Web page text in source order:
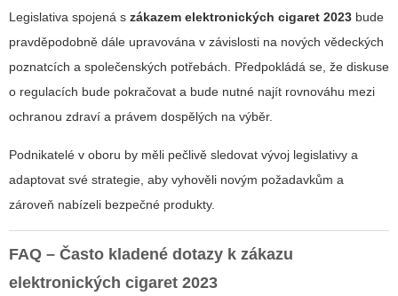
Legislativa spojená s zákazem elektronických cigaret 2023 bude
pravděpodobně dále upravována v závislosti na nových vědeckých
poznatcích a společenských potřebách. Předpokládá se, že diskuse
o regulacích bude pokračovat a bude nutné najít rovnováhu mezi
ochranou zdraví a právem dospělých na výběr.
Podnikatelé v oboru by měli pečlivě sledovat vývoj legislativy a
adaptovat své strategie, aby vyhověli novým požadavkům a
zároveň nabízeli bezpečné produkty.
FAQ – Často kladené dotazy k zákazu
elektronických cigaret 2023